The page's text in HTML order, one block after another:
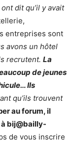
dit qu’il y avait
entreprises sont
avons un hôtel
recrutent. La
de jeunes
Ils
qu’ils trouvent
au forum, il
à bij@bailly-
de vous inscrire